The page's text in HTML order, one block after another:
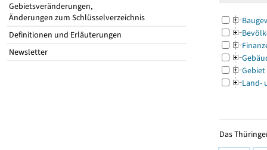
Gebietsveränderungen,
Änderungen zum Schlüsselverzeichnis
Definitionen und Erläuterungen
Newsletter
Gebiet
Land-
Das